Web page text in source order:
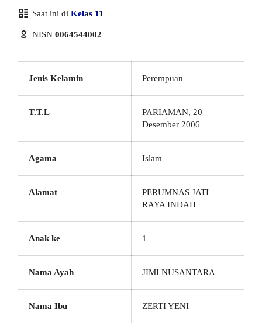
Saat ini di Kelas 11
NISN 0064544002
Jenis Kelamin Perempuan
T.T.L
PARIAMAN, 20
Desember 2006
Agama Islam
Alamat
PERUMNAS JATI
RAYA INDAH
Anak ke 1
Nama Ayah JIMI NUSANTARA
Nama Ibu ZERTI YENI